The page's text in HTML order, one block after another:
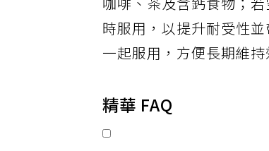
咖啡、茶及含鈣食物；
時服用，以提升耐受性
一起服用，方便長期維
精華 FAQ